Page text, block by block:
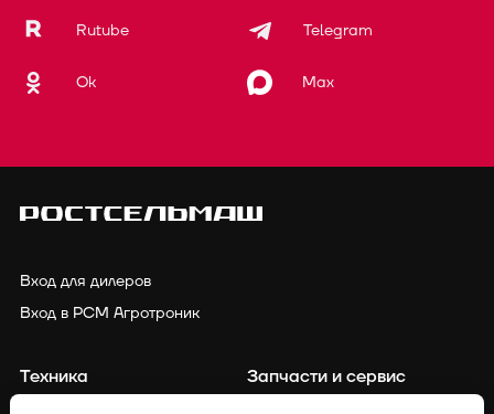
Rutube Telegram
Ok Max
Вход для дилеров
Вход в РСМ Агротроник
Техника
Запчасти и сервис